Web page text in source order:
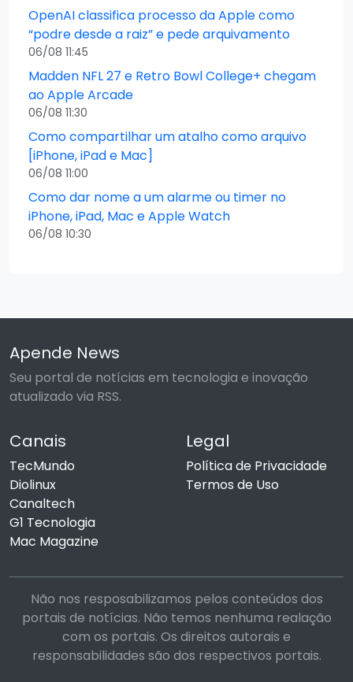
OpenAI classifica processo da Apple como
“podre desde a raiz” e pede arquivamento
06/08 11:45
Madden NFL 27 e Retro Bowl College+ chegam
ao Apple Arcade
06/08 11:30
Como compartilhar um atalho como arquivo
[iPhone, iPad e Mac]
06/08 11:00
Como dar nome a um alarme ou timer no
iPhone, iPad, Mac e Apple Watch
06/08 10:30
Apende News
Seu portal de notícias em tecnologia e inovação
atualizado via RSS.
Canais
TecMundo
Diolinux
Canaltech
G1 Tecnologia
Mac Magazine
Legal
Política de Privacidade
Termos de Uso
Não nos resposabilizamos pelos conteúdos dos
portais de notícias. Não temos nenhuma realação
com os portais. Os direitos autorais e
responsabilidades são dos respectivos portais.